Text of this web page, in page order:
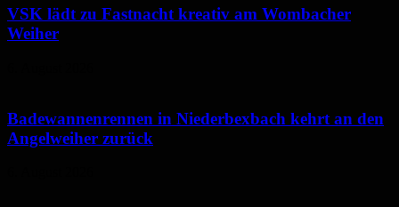
VSK lädt zu Fastnacht kreativ am Wombacher
Weiher
Badewannenrennen in Niederbexbach kehrt an den
Angelweiher zurück